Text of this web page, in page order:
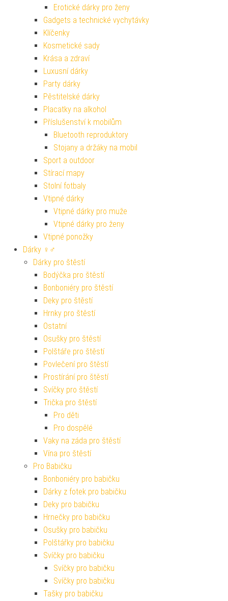
Erotické dárky pro ženy
Gadgets a technické vychytávky
Klíčenky
Kosmetické sady
Krása a zdraví
Luxusní dárky
Party dárky
Pěstitelské dárky
Placatky na alkohol
Příslušenství k mobilům
Bluetooth reproduktory
Stojany a držáky na mobil
Sport a outdoor
Stírací mapy
Stolní fotbaly
Vtipné dárky
Vtipné dárky pro muže
Vtipné dárky pro ženy
Vtipné ponožky
Dárky ♀♂
Dárky pro štěstí
Bodýčka pro štěstí
Bonboniéry pro štěstí
Deky pro štěstí
Hrnky pro štěstí
Ostatní
Osušky pro štěstí
Polštáře pro štěstí
Povlečení pro štěstí
Prostírání pro štěstí
Svíčky pro štěstí
Trička pro štěstí
Pro děti
Pro dospělé
Vaky na záda pro štěstí
Vína pro štěstí
Pro Babičku
Bonboniéry pro babičku
Dárky z fotek pro babičku
Deky pro babičku
Hrnečky pro babičku
Osušky pro babičku
Polštářky pro babičku
Svíčky pro babičku
Svíčky pro babičku
Svíčky pro babičku
Tašky pro babičku